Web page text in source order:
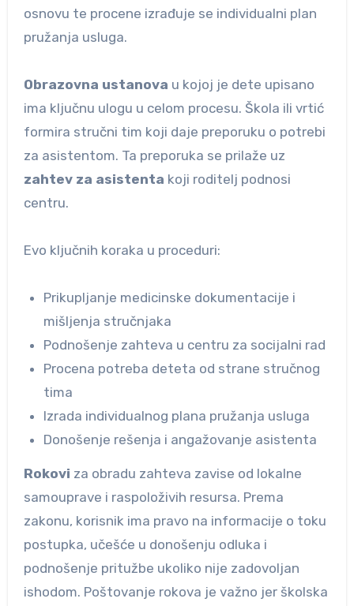
osnovu te procene izrađuje se individualni plan
pružanja usluga.
Obrazovna ustanova u kojoj je dete upisano
ima ključnu ulogu u celom procesu. Škola ili vrtić
formira stručni tim koji daje preporuku o potrebi
za asistentom. Ta preporuka se prilaže uz
zahtev za asistenta koji roditelj podnosi
centru.
Evo ključnih koraka u proceduri:
Prikupljanje medicinske dokumentacije i
mišljenja stručnjaka
Podnošenje zahteva u centru za socijalni rad
Procena potreba deteta od strane stručnog
tima
Izrada individualnog plana pružanja usluga
Donošenje rešenja i angažovanje asistenta
Rokovi za obradu zahteva zavise od lokalne
samouprave i raspoloživih resursa. Prema
zakonu, korisnik ima pravo na informacije o toku
postupka, učešće u donošenju odluka i
podnošenje pritužbe ukoliko nije zadovoljan
ishodom. Poštovanje rokova je važno jer školska